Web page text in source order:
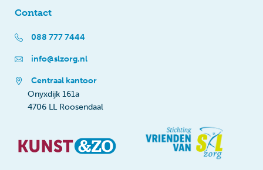
Contact
088 777 7444
info@slzorg.nl
Centraal kantoor
Onyxdijk 161a
4706 LL Roosendaal